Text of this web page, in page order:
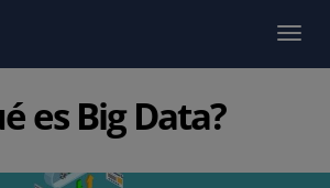
es Big Data?